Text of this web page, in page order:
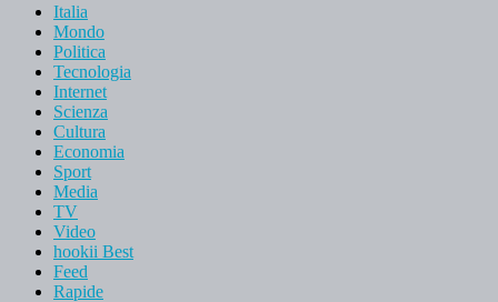
Italia
Mondo
Politica
Tecnologia
Internet
Scienza
Cultura
Economia
Sport
Media
TV
Video
hookii Best
Feed
Rapide